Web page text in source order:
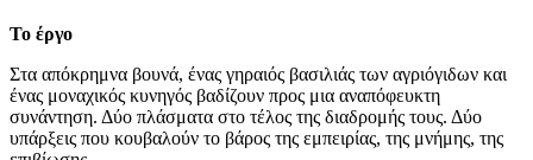
Το έργο
Στα απόκρημνα βουνά, ένας γηραιός βασιλιάς των αγριόγιδων και
ένας μοναχικός κυνηγός βαδίζουν προς μια αναπόφευκτη
συνάντηση. Δύο πλάσματα στο τέλος της διαδρομής τους. Δύο
υπάρξεις που κουβαλούν το βάρος της εμπειρίας, της μνήμης, της